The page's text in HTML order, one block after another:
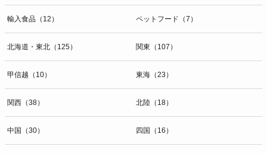
輸入食品（12） ペットフード（7）
北海道・東北（125） 関東（107）
甲信越（10） 東海（23）
関西（38） 北陸（18）
中国（30） 四国（16）